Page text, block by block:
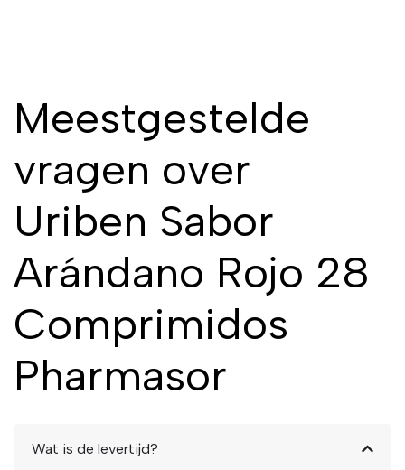
Meestgestelde
vragen over
Uriben Sabor
Arándano Rojo 28
Comprimidos
Pharmasor
Wat is de levertijd?